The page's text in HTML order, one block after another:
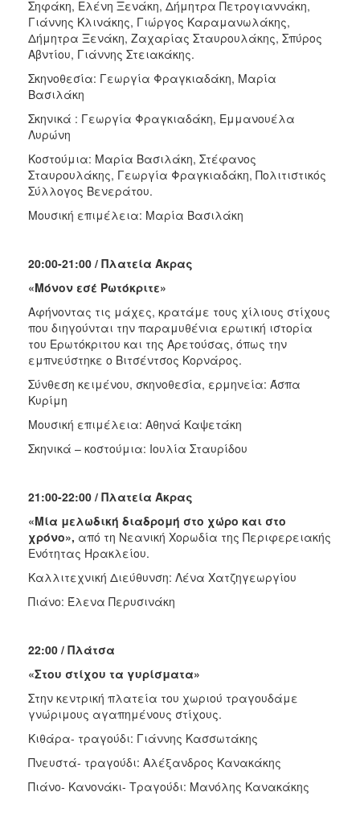
Σηφάκη, Ελένη Ξενάκη, Δήμητρα Πετρογιαννάκη,
Γιάννης Κλινάκης, Γιώργος Καραμανωλάκης,
Δήμητρα Ξενάκη, Ζαχαρίας Σταυρουλάκης, Σπύρος
Αβντίου, Γιάννης Στειακάκης.
Σκηνοθεσία: Γεωργία Φραγκιαδάκη, Μαρία
Βασιλάκη
Σκηνικά : Γεωργία Φραγκιαδάκη, Εμμανουέλα
Λυρώνη
Κοστούμια: Μαρία Βασιλάκη, Στέφανος
Σταυρουλάκης, Γεωργία Φραγκιαδάκη, Πολιτιστικός
Σύλλογος Βενεράτου.
Μουσική επιμέλεια: Μαρία Βασιλάκη
20:00-21:00 / Πλατεία Άκρας
«Μόνον εσέ Ρωτόκριτε»
Αφήνοντας τις μάχες, κρατάμε τους χίλιους στίχους
που διηγούνται την παραμυθένια ερωτική ιστορία
του Ερωτόκριτου και της Αρετούσας, όπως την
εμπνεύστηκε ο Βιτσέντσος Κορνάρος.
Σύνθεση κειμένου, σκηνοθεσία, ερμηνεία: Άσπα
Κυρίμη
Μουσική επιμέλεια: Αθηνά Καψετάκη
Σκηνικά – κοστούμια: Ιουλία Σταυρίδου
21:00-22:00 / Πλατεία Άκρας
«Μία μελωδική διαδρομή στο χώρο και στο
χρόνο», από τη Νεανική Χορωδία της Περιφερειακής
Ενότητας Ηρακλείου.
Καλλιτεχνική Διεύθυνση: Λένα Χατζηγεωργίου
Πιάνο: Έλενα Περυσινάκη
22:00 / Πλάτσα
«Στου στίχου τα γυρίσματα»
Στην κεντρική πλατεία του χωριού τραγουδάμε
γνώριμους αγαπημένους στίχους.
Κιθάρα- τραγούδι: Γιάννης Κασσωτάκης
Πνευστά- τραγούδι: Αλέξανδρος Κανακάκης
Πιάνο- Κανονάκι- Τραγούδι: Μανόλης Κανακάκης